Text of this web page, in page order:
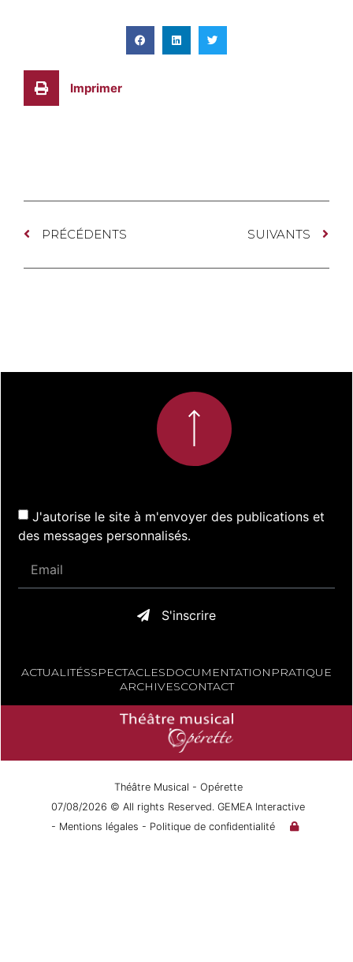
Imprimer
PRÉCÉDENTS SUIVANTS
J'autorise le site à m'envoyer des publications et
des messages personnalisés.
S'inscrire
ACTUALITÉSSPECTACLESDOCUMENTATION PRATIQUE
ARCHIVESCONTACT
Théâtre Musical - Opérette
07/08/2026 © All rights Reserved. GEMEA Interactive
- Mentions légales - Politique de confidentialité